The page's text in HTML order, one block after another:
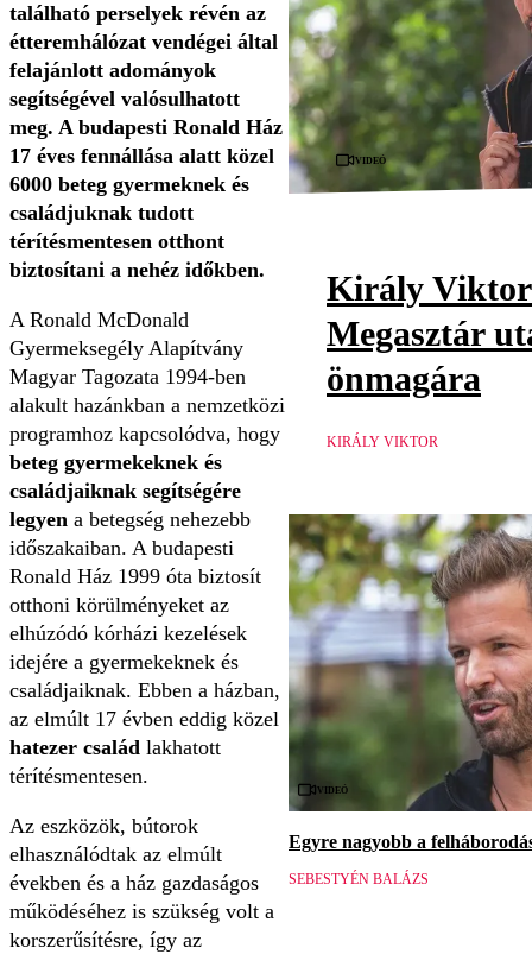
található perselyek révén az
étteremhálózat vendégei által
felajánlott adományok
segítségével valósulhatott
meg. A budapesti Ronald Ház
17 éves fennállása alatt közel
6000 beteg gyermeknek és
családjuknak tudott
térítésmentesen otthont
biztosítani a nehéz időkben.
A Ronald McDonald
Gyermeksegély Alapítvány
Magyar Tagozata 1994-ben
alakult hazánkban a nemzetközi
programhoz kapcsolódva, hogy
beteg gyermekeknek és
családjaiknak segítségére
legyen a betegség nehezebb
időszakaiban. A budapesti
Ronald Ház 1999 óta biztosít
otthoni körülményeket az
elhúzódó kórházi kezelések
idejére a gyermekeknek és
családjaiknak. Ebben a házban,
az elmúlt 17 évben eddig közel
hatezer család lakhatott
térítésmentesen.
Az eszközök, bútorok
elhasználódtak az elmúlt
években és a ház gazdaságos
működéséhez is szükség volt a
korszerűsítésre, így az
Videó
Király Viktor
Megasztár
önmagára
KIRÁLY VIKTOR
Videó
Egyre nagyobb a
SEBESTYÉN BALÁZS